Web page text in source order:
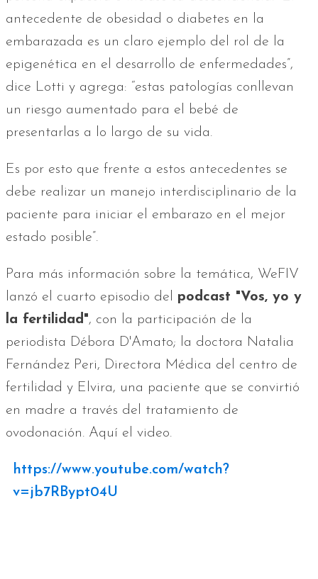
antecedente de obesidad o diabetes en la
embarazada es un claro ejemplo del rol de la
epigenética en el desarrollo de enfermedades”,
dice Lotti y agrega: “estas patologías conllevan
un riesgo aumentado para el bebé de
presentarlas a lo largo de su vida.
Es por esto que frente a estos antecedentes se
debe realizar un manejo interdisciplinario de la
paciente para iniciar el embarazo en el mejor
estado posible”.
Para más información sobre la temática, WeFIV
lanzó el cuarto episodio del podcast "Vos, yo y
la fertilidad", con la participación de la
periodista Débora D'Amato; la doctora Natalia
Fernández Peri, Directora Médica del centro de
fertilidad y Elvira, una paciente que se convirtió
en madre a través del tratamiento de
ovodonación. Aquí el video.
https://www.youtube.com/watch?
v=jb7RBypt04U